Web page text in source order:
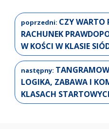
CZY WARTO
RACHUNEK
W KOŚCI W KLASIE
LOGIKA, ZABAWA I
KLASACH